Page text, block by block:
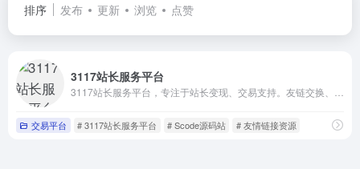
排序 发布 更新 浏览 点赞
3117站长服务平台
交易平台 # 3117站长服务平台 # Scode源码站 # 友情链接资源